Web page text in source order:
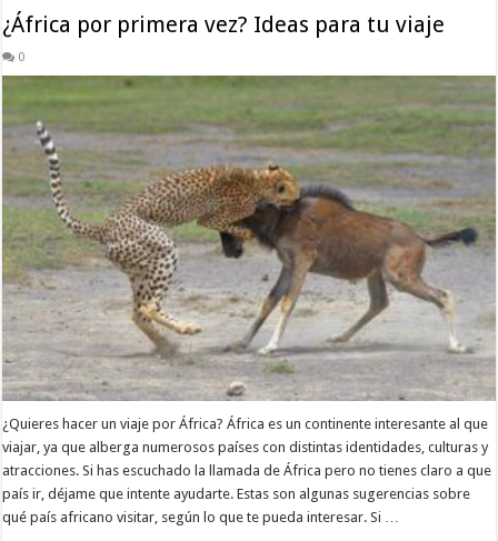
¿África por primera vez? Ideas para tu viaje
0
¿Quieres hacer un viaje por África? África es un continente interesante al que
viajar, ya que alberga numerosos países con distintas identidades, culturas y
atracciones. Si has escuchado la llamada de África pero no tienes claro a que
país ir, déjame que intente ayudarte. Estas son algunas sugerencias sobre
qué país africano visitar, según lo que te pueda interesar. Si …